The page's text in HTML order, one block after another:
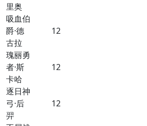
里奥
吸血伯
爵·德
古拉
12
瑰丽勇
者·斯
卡哈
12
逐日神
弓·后
羿
12